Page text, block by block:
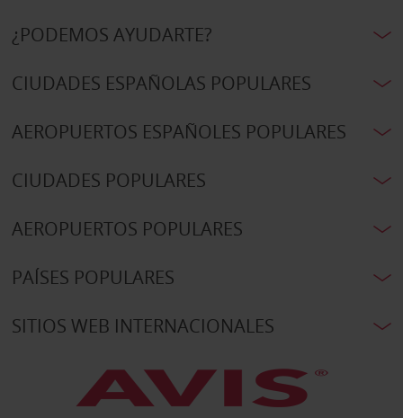
¿PODEMOS AYUDARTE?
CIUDADES ESPAÑOLAS POPULARES
AEROPUERTOS ESPAÑOLES POPULARES
CIUDADES POPULARES
AEROPUERTOS POPULARES
PAÍSES POPULARES
SITIOS WEB INTERNACIONALES